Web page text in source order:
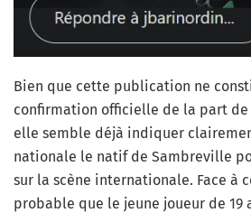
Bien que cette publication ne
confirmation officielle de la part de
elle semble déjà indiquer
nationale le natif de Sambreville
sur la scène internationale. Face à
probable que le jeune joueur de 19